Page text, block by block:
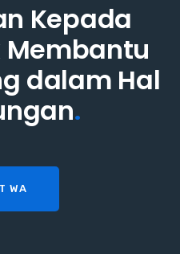
Kepada
dalam Hal
.
WA